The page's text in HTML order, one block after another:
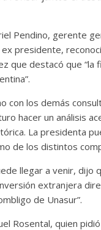
Pendino, gerente
presidente,
que destacó que
con los demás
hacer un análisis
La presidenta
de los distintos
llegar a venir, dijo
extranjera
de Unasur”.
Rosental, quien